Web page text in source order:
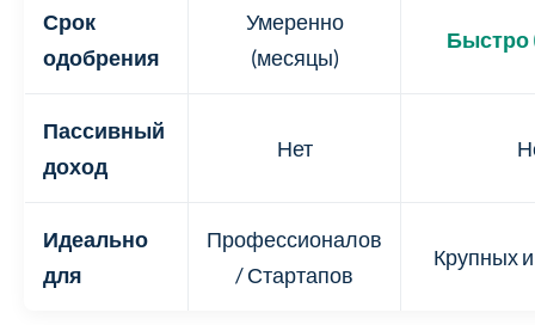
Срок
одобрения
Умеренно
(месяцы)
Быстро
Пассивный
доход
Нет
Идеально
для
Профессионалов
/ Стартапов
Крупных